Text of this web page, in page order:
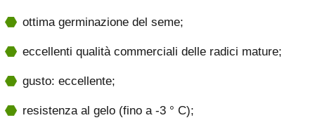
ottima germinazione del seme;
eccellenti qualità commerciali delle radici mature;
gusto: eccellente;
resistenza al gelo (fino a -3 ° C);